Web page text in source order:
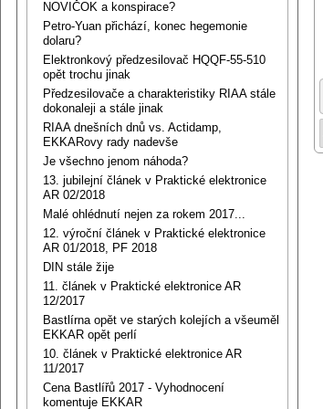
NOVIČOK a konspirace?
Petro-Yuan přichází, konec hegemonie
dolaru?
Elektronkový předzesilovač HQQF-55-510
opět trochu jinak
Předzesilovače a charakteristiky RIAA stále
dokonaleji a stále jinak
RIAA dnešních dnů vs. Actidamp,
EKKARovy rady nadevše
Je všechno jenom náhoda?
13. jubilejní článek v Praktické elektronice
AR 02/2018
Malé ohlédnutí nejen za rokem 2017...
12. výroční článek v Praktické elektronice
AR 01/2018, PF 2018
DIN stále žije
11. článek v Praktické elektronice AR
12/2017
Bastlírna opět ve starých kolejích a všeuměl
EKKAR opět perlí
10. článek v Praktické elektronice AR
11/2017
Cena Bastlířů 2017 - Vyhodnocení
komentuje EKKAR